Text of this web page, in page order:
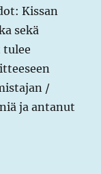
Kissan
sekä
tulee
/
ja antanut